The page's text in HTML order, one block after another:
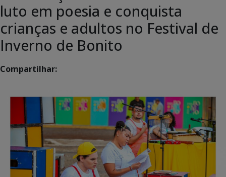
luto em poesia e conquista
crianças e adultos no Festival de
Inverno de Bonito
Compartilhar: